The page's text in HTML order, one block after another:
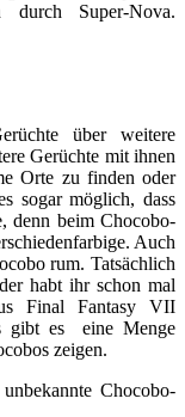
Super-Nova.
über weitere
Gerüchte mit ihnen
Orte zu finden oder
sogar möglich, dass
denn beim Chocobo-
Auch
rum. Tatsächlich
habt ihr schon mal
Final Fantasy VII
gibt es eine Menge
zeigen.
Chocobo-